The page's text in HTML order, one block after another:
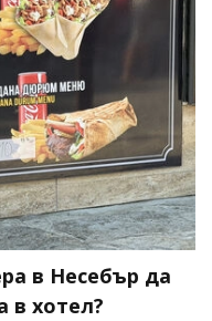
в Несебър да
в хотел?